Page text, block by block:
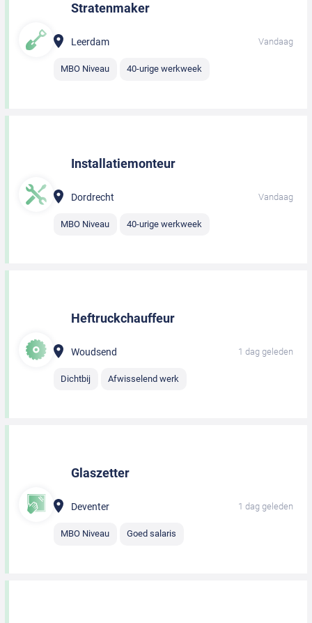
Stratenmaker
Leerdam Vandaag
MBO Niveau 40-urige werkweek
Installatiemonteur
Dordrecht Vandaag
MBO Niveau 40-urige werkweek
Heftruckchauffeur
Woudsend 1 dag geleden
Dichtbij Afwisselend werk
Glaszetter
Deventer 1 dag geleden
MBO Niveau Goed salaris